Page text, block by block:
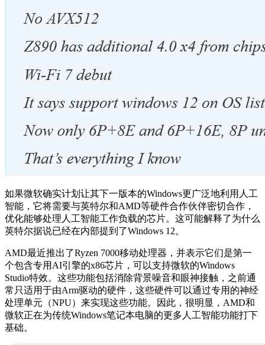
如果微软确实计划让其下一版本的Windows更广泛地利用人工
智能，它将需要与英特尔和AMD等硬件合作伙伴密切合作，
优化能够处理人工智能工作负载的芯片。这可能解释了为什么
英特尔据说已经在内部提到了Windows 12。
AMD最近推出了Ryzen 7000移动处理器，并表示它们是第一
个包含专用AI引擎的x86芯片，可以支持微软的Windows
Studio特效。这些功能包括消除背景噪音和眼神接触，之前通
常只适用于由Arm驱动的硬件，这些硬件可以通过专用的神经
处理单元（NPU）来实现这些功能。因此，很明显，AMD和
微软正在为传统Windows笔记本电脑的更多人工智能功能打下
基础。